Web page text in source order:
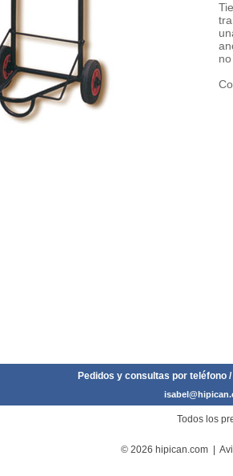
Pedidos y consultas por teléfono
Todos los
© 2026 hipican.com |